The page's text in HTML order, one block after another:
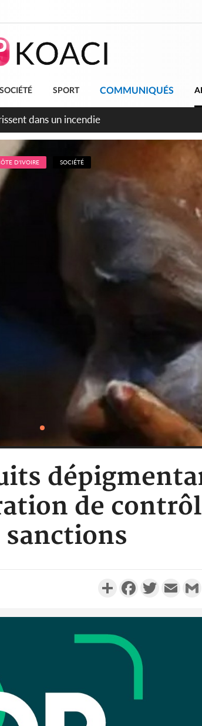
SOCIÉTÉ SPORT COMMUNIQUÉS
nationale transformée en vaste
D'IVOIRE SOCIÉTÉ
de
sanctions
PartagerFacebookTwitterEmail
Côte d'Ivoire :
personnes